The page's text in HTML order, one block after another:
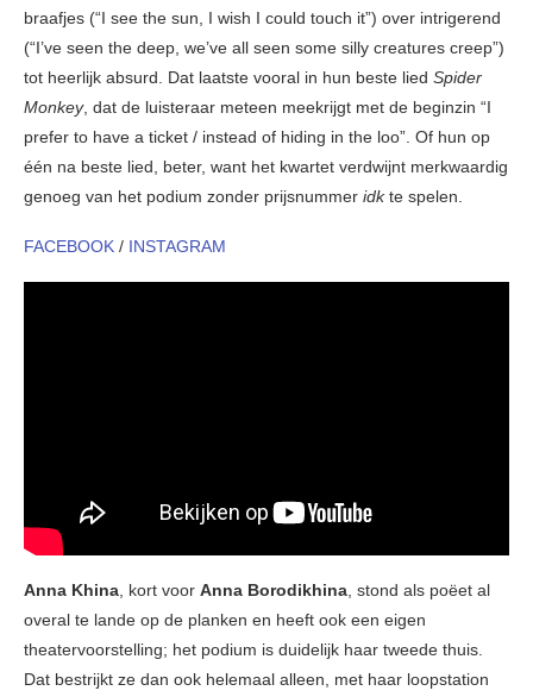
braafjes (“I see the sun, I wish I could touch it”) over intrigerend
(“I’ve seen the deep, we’ve all seen some silly creatures creep”)
tot heerlijk absurd. Dat laatste vooral in hun beste lied Spider
Monkey, dat de luisteraar meteen meekrijgt met de beginzin “I
prefer to have a ticket / instead of hiding in the loo”. Of hun op
één na beste lied, beter, want het kwartet verdwijnt merkwaardig
genoeg van het podium zonder prijsnummer idkte spelen.
FACEBOOK / INSTAGRAM
Anna Khina , kort voor Anna Borodikhina , stond als poëet al
overal te lande op de planken en heeft ook een eigen
theatervoorstelling; het podium is duidelijk haar tweede thuis.
Dat bestrijkt ze dan ook helemaal alleen, met haar loopstation